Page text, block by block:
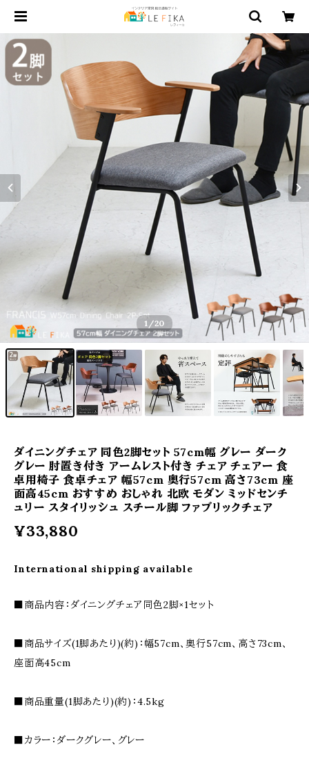
1 /20
ダイニングチェア 同色2脚セット 57cm幅 グレー ダーク
グレー 肘置き付き アームレスト付き チェア チェアー 食
卓用椅子 食卓チェア 幅57cm 奥行57cm 高さ73cm 座
面高45cm おすすめ おしゃれ 北欧 モダン ミッドセンチ
ュリー スタイリッシュ スチール脚 ファブリックチェア
¥33,880
International shipping available
■商品内容：ダイニングチェア同色2脚×1セット
■商品サイズ(1脚あたり)(約)：幅57cm、奥行57cm、高さ73cm、
座面高45cm
■商品重量(1脚あたり)(約)：4.5kg
■カラー：ダークグレー、グレー